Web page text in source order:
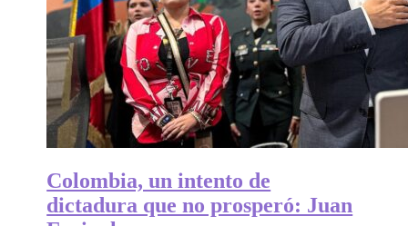
Colombia, un intento de
dictadura que no prosperó: Juan